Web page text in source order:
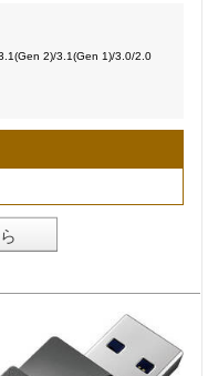
2)/3.1(Gen 1)/3.0/2.0